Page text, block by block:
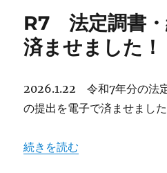
ー
R7 法定調書・
済ませました！
2026.1.22 令和7年分の法
の提出を電子で済ませまし
“R7 法定調書・給報の提出
続きを読む